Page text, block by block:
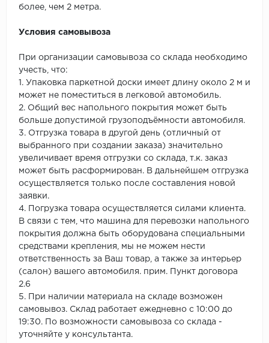
более, чем 2 метра.
Условия самовывоза
При организации самовывоза со склада необходимо
учесть, что:
1. Упаковка паркетной доски имеет длину около 2 м и
может не поместиться в легковой автомобиль.
2. Общий вес напольного покрытия может быть
больше допустимой грузоподъёмности автомобиля.
3. Отгрузка товара в другой день (отличный от
выбранного при создании заказа) значительно
увеличивает время отгрузки со склада, т.к. заказ
может быть расформирован. В дальнейшем отгрузка
осуществляется только после составления новой
заявки.
4. Погрузка товара осуществляется силами клиента.
В связи с тем, что машина для перевозки напольного
покрытия должна быть оборудована специальными
средствами крепления, мы не можем нести
ответственность за Ваш товар, а также за интерьер
(салон) вашего автомобиля. прим. Пункт договора
2.6
5. При наличии материала на складе возможен
самовывоз. Склад работает ежедневно с 10:00 до
19:30. По возможности самовывоза со склада -
уточняйте у консультанта.